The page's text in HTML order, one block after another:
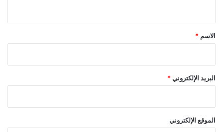
*
الاسم *
البريد الإلكتروني *
الموقع الإلكتروني